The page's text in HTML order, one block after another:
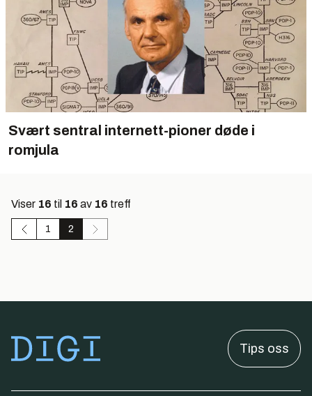
Svært sentral internett-pioner døde i
romjula
Viser 16 til 16 av 16 treff
1 2
Tips oss